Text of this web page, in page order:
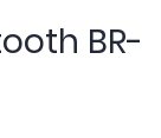
BR-